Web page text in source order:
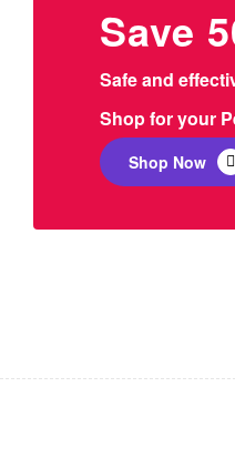
Save
Safe and
Shop for your
Shop Now